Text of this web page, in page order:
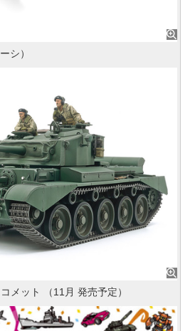
シ）
メット （11月 発売予定）